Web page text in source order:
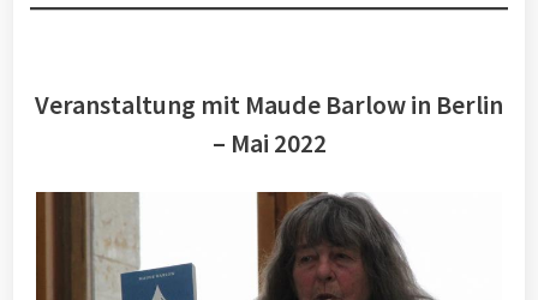
Veranstaltung mit Maude Barlow in Berlin
– Mai 2022